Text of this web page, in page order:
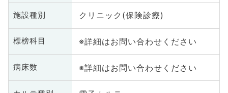
施設種別 クリニック(保険診療)
標榜科目 ※詳細はお問い合わせください
病床数 ※詳細はお問い合わせください